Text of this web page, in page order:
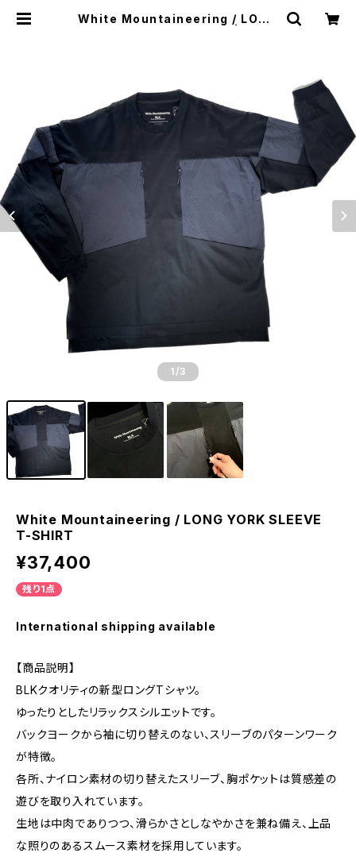
White Mountaineering / LONG
1 /3
White Mountaineering / LONG YORK SLEEVE
T-SHIRT
¥37,400
残り1点
International shipping available
【商品説明】
BLKクオリティの新型ロングTシャツ。
ゆったりとしたリラックスシルエットです。
バックヨークから袖に切り替えのない、スリーブのパターンワーク
が特徴。
各所、ナイロン素材の切り替えたスリーブ、胸ポケットは質感差の
遊びを取り入れています。
生地は中肉でありつつ、滑らかさとしなやかさを兼ね備え、上品
な照りのあるスムース素材を採用しています。